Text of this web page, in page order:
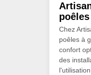
Chez
poêles à
confort
des